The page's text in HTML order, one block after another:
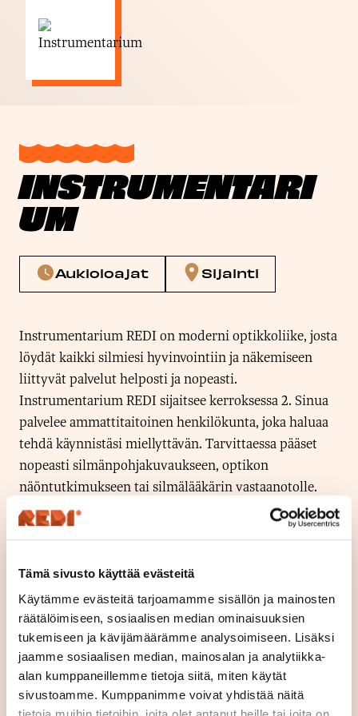
Tämä sivusto käyttää evästeitä
Käytämme evästeitä tarjoamamme sisällön ja mainosten
räätälöimiseen, sosiaalisen median ominaisuuksien
tukemiseen ja kävijämäärämme analysoimiseen. Lisäksi
jaamme sosiaalisen median, mainosalan ja analytiikka-
alan kumppaneillemme tietoja siitä, miten käytät
sivustoamme. Kumppanimme voivat yhdistää näitä
INSTRUMENTARI
UM
Aukioloajat Sijainti
Instrumentarium REDI on moderni optikkoliike, josta
löydät kaikki silmiesi hyvinvointiin ja näkemiseen
liittyvät palvelut helposti ja nopeasti.
Instrumentarium REDI sijaitsee kerroksessa 2. Sinua
palvelee ammattitaitoinen henkilökunta, joka haluaa
tehdä käynnistäsi miellyttävän. Tarvittaessa pääset
nopeasti silmänpohjakuvaukseen, optikon
näöntutkimukseen tai silmälääkärin vastaanotolle.
Laajasta kehysvalikoimasta löydät muodin
huippumerkit. Solaris aurinkolasi-hyllystä voit hakea
Me täällä Instrumentariumilla olemme sinua varten ja
olet meille lämpimästi tervetullut!
Sijainti
Kerros 2